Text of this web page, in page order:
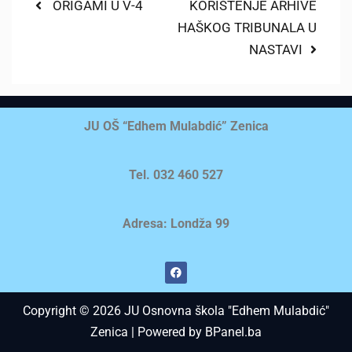
ORIGAMI U V-4
KORIŠTENJE ARHIVE
HAŠKOG TRIBUNALA U
NASTAVI
JU OŠ “Edhem Mulabdić” Zenica
Tel. 032 460 527
Adresa: Londža 99
Copyright © 2026 JU Osnovna škola "Edhem Mulabdić"
Zenica | Powered by BPanel.ba